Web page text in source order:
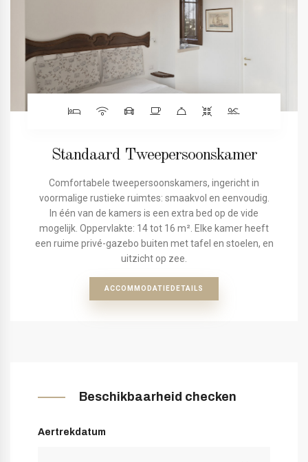
Standaard Tweepersoonskamer
Comfortabele tweepersoonskamers, ingericht in
voormalige rustieke ruimtes: smaakvol en eenvoudig.
In één van de kamers is een extra bed op de vide
mogelijk. Oppervlakte: 14 tot 16 m². Elke kamer heeft
een ruime privé-gazebo buiten met tafel en stoelen, en
uitzicht op zee.
ACCOMMODATIEDETAILS
Beschikbaarheid checken
Aertrekdatum